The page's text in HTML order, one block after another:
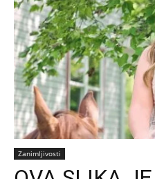
Zanimljivosti